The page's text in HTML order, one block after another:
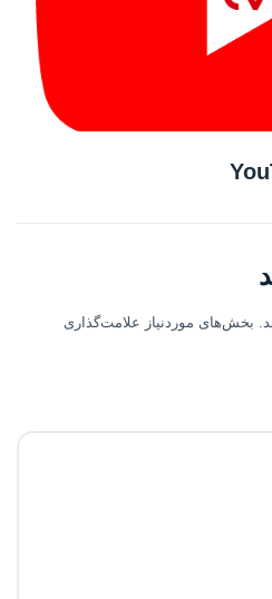
بخش‌های موردنیاز علامت‌گذاری